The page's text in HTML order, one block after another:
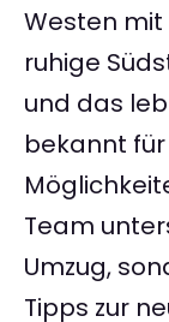
Westen mit
ruhige
und das
bekannt
Team
Umzug,
Tipps zur